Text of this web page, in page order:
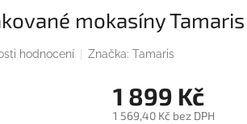
mokasíny Tamaris
hodnocení Značka:Tamaris
1 899 Kč
1 569,40 Kč bez DPH